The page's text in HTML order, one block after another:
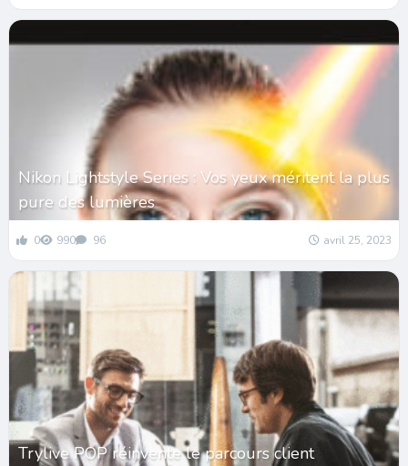
Nikon Lightstyle Series : Vos yeux méritent la plus
pure des lumières
0 990 96 avril 25, 2023
Trylive POP réinvente le parcours client